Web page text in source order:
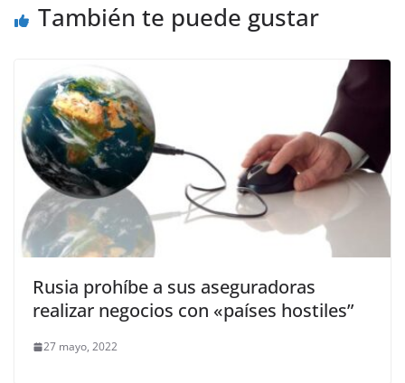
También te puede gustar
Rusia prohíbe a sus aseguradoras
realizar negocios con «países hostiles”
27 mayo, 2022